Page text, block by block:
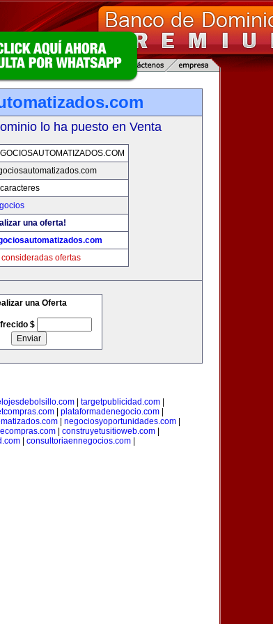
lo ha puesto en Venta
una oferta!
ofertas
una Oferta
$
targetpublicidad.com
plataformadenegocio.com
negociosyoportunidades.com
| construyetusitioweb.com|
consultoriaennegocios.com